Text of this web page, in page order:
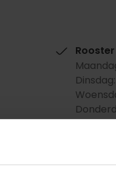
Rooster
Vrijdag: